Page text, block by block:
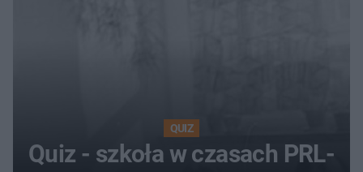
QUIZ
Quiz - szkoła w czasach PRL-